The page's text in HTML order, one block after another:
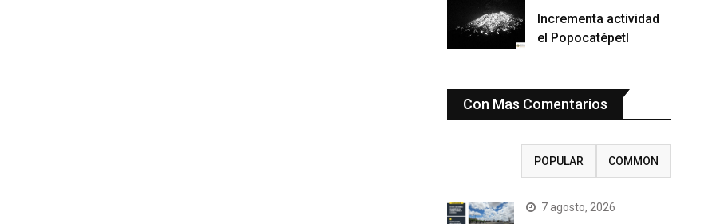
Incrementa actividad
el Popocatépetl
Con Mas Comentarios
POPULAR COMMON
7 agosto, 2026